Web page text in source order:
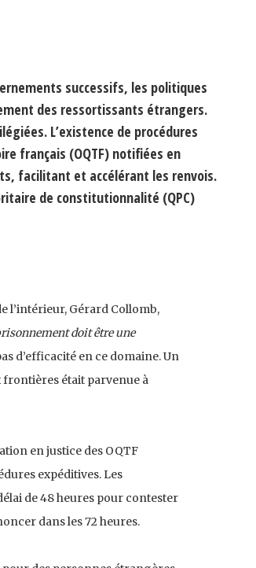
successifs, les politiques
des ressortissants étrangers.
L’existence de procédures
français (OQTF) notifiées en
facilitant et accélérant les renvois.
de constitutionnalité (QPC)
l’intérieur, Gérard Collomb,
doit être une
d’efficacité en ce domaine. Un
était parvenue à
en justice des OQTF
expéditives. Les
de 48 heures pour contester
dans les 72 heures.